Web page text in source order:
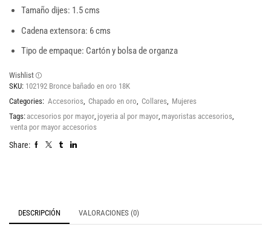
Tamaño dijes: 1.5 cms
Cadena extensora: 6 cms
Tipo de empaque: Cartón y bolsa de organza
Wishlist
SKU: 102192 Bronce bañado en oro 18K
Categories: Accesorios Chapado en oro Collares Mujeres
Tags: accesorios por mayor joyeria al por mayor mayoristas accesorios
venta por mayor accesorios
Share:
DESCRIPCIÓN VALORACIONES (0)